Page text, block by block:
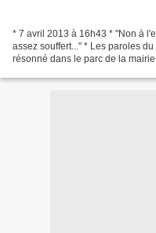
* 7 avril 2013 à 16h43 * "Non à
assez souffert..." * Les paroles
résonné dans le parc de la